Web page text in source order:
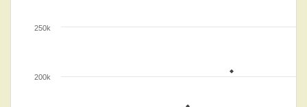
200k
250k